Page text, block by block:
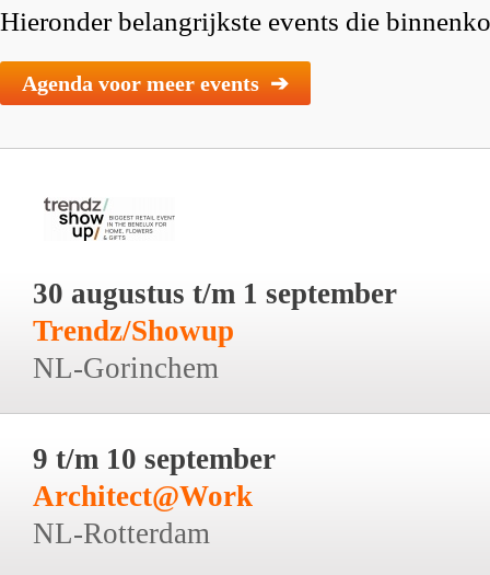
Hieronder belangrijkste events die
Agenda voor meer events ➔
30 augustus t/m 1 september
Trendz/Showup
NL-Gorinchem
9 t/m 10 september
Architect@Work
NL-Rotterdam